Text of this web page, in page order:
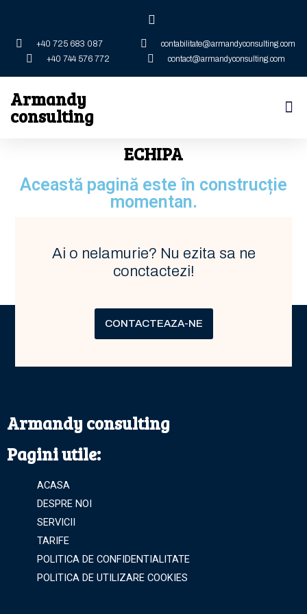
+40 725 683 087
contabilitate@armandyconsulting.com
+40 744 576 772
contact@armandyconsulting.com
Armandy
consulting
ECHIPA
Această pagină este în construcție
momentan.
Ai o nelamurie? Nu ezita sa ne
conctactezi!
CONTACTEAZA-NE
Armandy consulting
Pagini utile:
ACASA
DESPRE NOI
SERVICII
TARIFE
POLITICA DE CONFIDENTIALITATE
POLITICA DE UTILIZARE COOKIES